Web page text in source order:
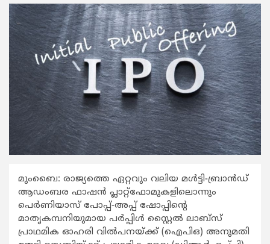
മുംബൈ: രാജ്യത്തെ ഏറ്റവും വലിയ മള്‍ട്ടി-ബ്രാന്‍ഡ്
ആഡംബര ഫാഷന്‍ പ്ലാറ്റ്ഫോമുകളിലൊന്നും
പെര്‍ണിയാസ് പോപ്പ്-അപ്പ് ഷോപ്പിന്‍റെ
മാതൃകമ്പനിയുമായ പര്‍പ്പിള്‍ സ്റ്റൈല്‍ ലാബ്സ്
പ്രാഥമിക ഓഹരി വില്‍പനയ്ക്ക് (ഐപിഒ) അനുമതി